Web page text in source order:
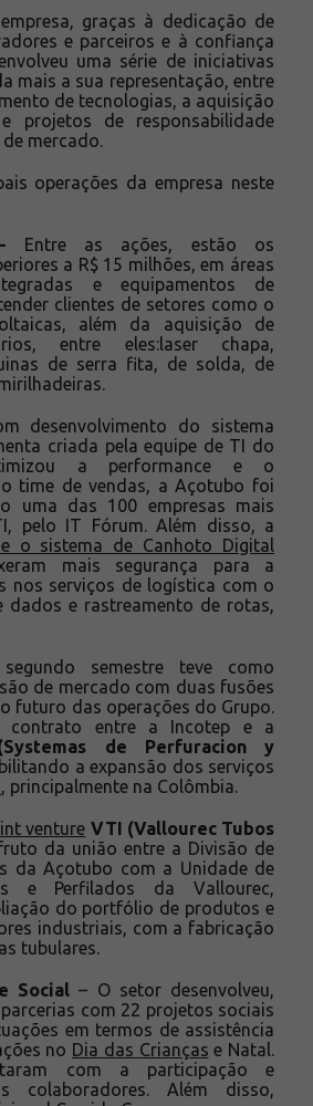
graças à dedicação de
e parceiros e à confiança
uma série de iniciativas
mais a sua representação, entre
de tecnologias, a aquisição
projetos de responsabilidade
mercado.
operações da empresa neste
Entre as ações, estão os
a R$ 15 milhões, em áreas
e equipamentos de
clientes de setores como o
além da aquisição de
entre eles:laser chapa,
de serra fita, de solda, de
desenvolvimento do sistema
criada pela equipe de TI do
a performance e o
time de vendas, a Açotubo foi
uma das 100 empresas mais
pelo IT Fórum. Além disso, a
e o sistema de Canhoto Digital
mais segurança para a
nos serviços de logística com o
dados e rastreamento de rotas,
semestre teve como
de mercado com duas fusões
futuro das operações do Grupo.
contrato entre a Incotep e a
de Perfuracion y
a expansão dos serviços
, principalmente na Colômbia.
venture VTI (Vallourec Tubos
da união entre a Divisão de
da Açotubo com a Unidade de
e Perfilados da Vallourec,
do portfólio de produtos e
industriais, com a fabricação
tubulares.
Social – O setor desenvolveu,
com 22 projetos sociais
em termos de assistência
no Dia das Crianças e Natal.
com a participação e
colaboradores. Além disso,